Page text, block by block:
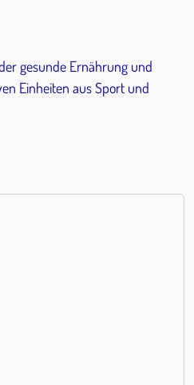
gesunde Ernährung und
Einheiten aus Sport und